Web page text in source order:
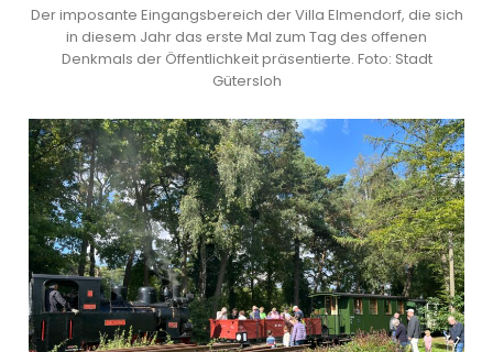
Der imposante Eingangsbereich der Villa Elmendorf, die sich
in diesem Jahr das erste Mal zum Tag des offenen
Denkmals der Öffentlichkeit präsentierte. Foto: Stadt
Gütersloh